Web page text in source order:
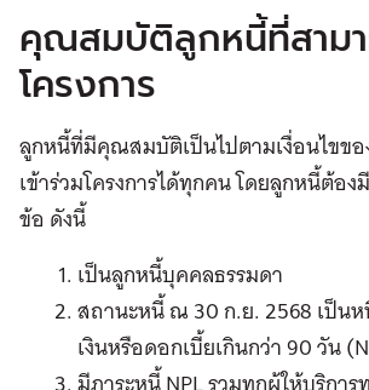
คุณสมบัติลูกหนี้ที่สามา
โครงการ
ลูกหนี้ที่มีคุณสมบัติเป็นไปตามเงื่อนไขขอ
เข้าร่วมโครงการได้ทุกคน โดยลูกหนี้ต้
ข้อ ดังนี้
เป็นลูกหนี้บุคคลธรรมดา
สถานะหนี้ ณ 30 ก.ย. 2568 เป็น
เงินหรือดอกเบี้ยเกินกว่า 90 วัน